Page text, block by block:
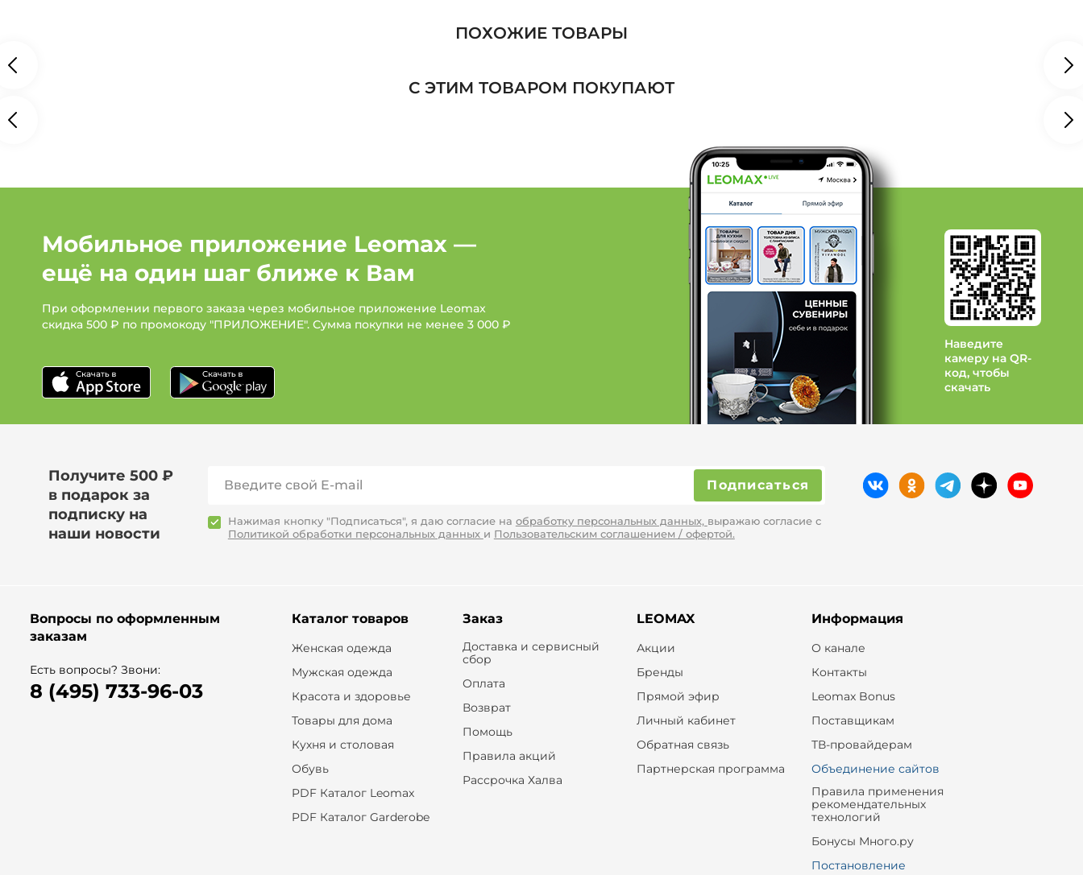
Слипоны, лоферы: Цвет Розовый
Обувь: Бренд Carlo Bellini Обувь: Бренд Doctor ТМ
ПОХОЖИЕ ТОВАРЫ
С ЭТИМ ТОВАРОМ ПОКУПАЮТ
Мобильное приложение Leomax —
ещё на один шаг ближе к Вам
При оформлении первого заказа через мобильное приложение Leomax
скидка 500 ₽ по промокоду "ПРИЛОЖЕНИЕ". Сумма покупки не менее 3 000 ₽
Наведите
камеру на QR-
код, чтобы
скачать
Получите 500 ₽
в подарок за
подписку на
наши новости
Подписаться
Нажимая кнопку "Подписаться", я даю согласие на обработку персональных данных, выражаю согласие с
Политикой обработки персональных данных и Пользовательским соглашением / офертой.
Вопросы по оформленным
заказам
Есть вопросы? Звони:
8 (495) 733-96-03
Каталог товаров
Женская одежда
Мужская одежда
Красота и здоровье
Товары для дома
Кухня и столовая
Обувь
PDF Каталог Leomax
PDF Каталог Garderobe
Заказ
Доставка и сервисный
сбор
Оплата
Возврат
Помощь
Правила акций
Рассрочка Халва
LEOMAX
Акции
Бренды
Прямой эфир
Личный кабинет
Обратная связь
Партнерская программа
Информация
О канале
Контакты
Leomax Bonus
Поставщикам
ТВ-провайдерам
Объединение сайтов
Правила применения
рекомендательных
технологий
Бонусы Много.ру
Постановление